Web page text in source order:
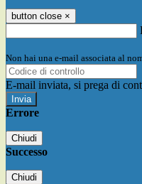
button close ×
Non hai una e-mail associata al
E-mail inviata, si prega di
Errore
Chiudi
Successo
Chiudi